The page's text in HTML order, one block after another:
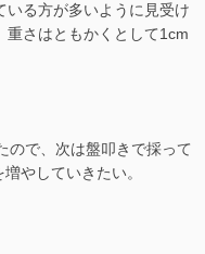
いる方が多いように見受け
重さはともかくとして1cm
ので、次は盤叩きで採って
やしていきたい。